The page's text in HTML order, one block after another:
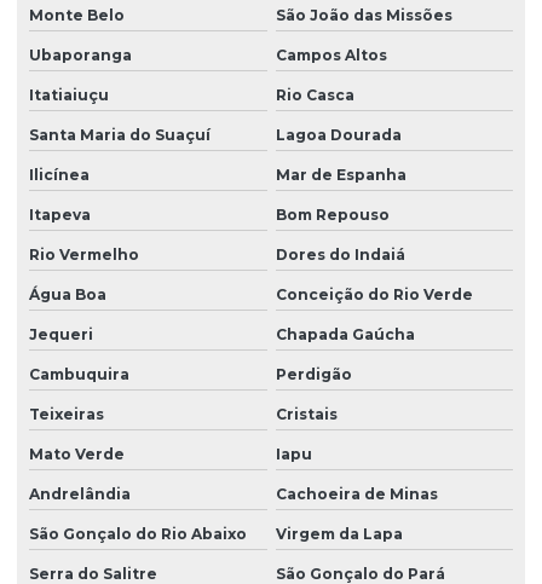
Plantio de grama por semeadura
Plantio de grama em talude
Plantio de grama em tapete
Plantio de gramados
Plantio de gramas
Produtor de árvores nativas
Produtor de grama
Produtor de grama batatais
Produtor de grama bermuda
Produtor de grama para campo de futebol
Produtor de grama coreana
Produtor de grama entregue para obras
Produtor de grama esmeralda
Monte Belo São João das Missões
Ubaporanga Campos Altos
Itatiaiuçu Rio Casca
Santa Maria do Suaçuí Lagoa Dourada
Ilicínea Mar de Espanha
Itapeva Bom Repouso
Rio Vermelho Dores do Indaiá
Água Boa Conceição do Rio Verde
Jequeri Chapada Gaúcha
Cambuquira Perdigão
Teixeiras Cristais
Mato Verde Iapu
Andrelândia Cachoeira de Minas
São Gonçalo do Rio Abaixo Virgem da Lapa
Serra do Salitre São Gonçalo do Pará